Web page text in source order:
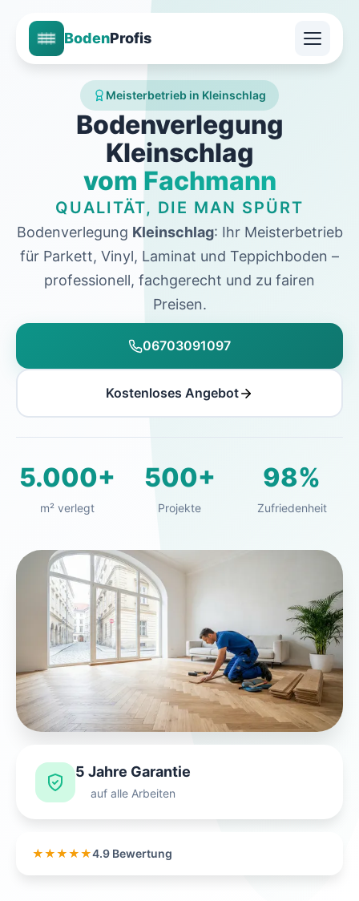
BodenProfis
Meisterbetrieb in Kleinschlag
Bodenverlegung
Kleinschlag
vom Fachmann
QUALITÄT, DIE MAN SPÜRT
Bodenverlegung Kleinschlag: Ihr Meisterbetrieb
für Parkett, Vinyl, Laminat und Teppichboden –
professionell, fachgerecht und zu fairen
Preisen.
06703091097
Kostenloses Angebot
5.000+
m² verlegt
500+
Projekte
98%
Zufriedenheit
5 Jahre Garantie
auf alle Arbeiten
★★★★★4.9 Bewertung